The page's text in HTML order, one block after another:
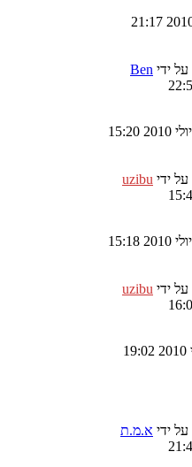
על ידי Ben
על ידי uzibu
על ידי uzibu
על ידי א.מ.ת